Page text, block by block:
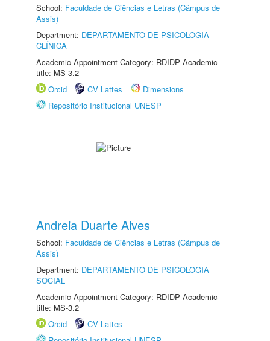
School: Faculdade de Ciências e Letras (Câmpus de
Assis)
Department: DEPARTAMENTO DE PSICOLOGIA
CLÍNICA
Academic Appointment Category: RDIDP Academic
title: MS-3.2
Orcid
CV Lattes
Dimensions
Repositório Institucional UNESP
Andreia Duarte Alves
School: Faculdade de Ciências e Letras (Câmpus de
Assis)
Department: DEPARTAMENTO DE PSICOLOGIA
SOCIAL
Academic Appointment Category: RDIDP Academic
title: MS-3.2
Orcid
CV Lattes